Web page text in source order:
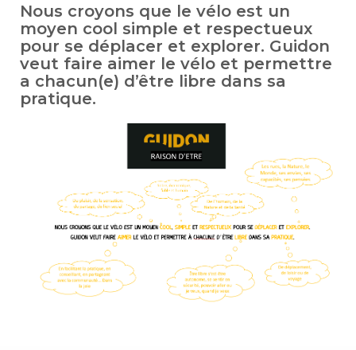
Nous croyons que le vélo est un
moyen cool simple et respectueux
pour se déplacer et explorer. Guidon
veut faire aimer le vélo et permettre
a chacun(e) d’être libre dans sa
pratique.